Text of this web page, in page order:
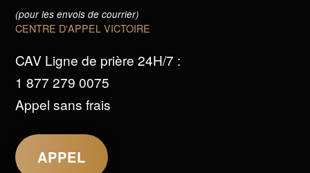
(pour les envois de courrier)
CENTRE D'APPEL VICTOIRE
CAV Ligne de prière 24H/7 :
1 877 279 0075
Appel sans frais
APPEL